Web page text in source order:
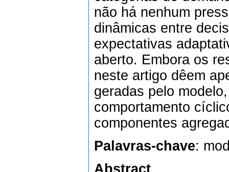
não há nenhum
dinâmicas entre
expectativas
aberto. Embora os
neste artigo dêem
geradas pelo
comportamento
componentes
Palavras-chave:
Abstract